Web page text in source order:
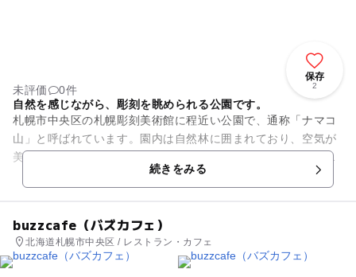
保存
2
未評価
0件
自然を感じながら、彫刻を眺められる公園です。
札幌市中央区の札幌彫刻美術館に程近い公園で、通称「ナマコ
山」と呼ばれています。園内は自然林に囲まれており、空気が
美味しく気持ちの良い環境です。道中には所々にベンチもあり
休めるので、親子でのお散歩...続きをみる
buzzcafe（バズカフェ）
北海道札幌市中央区 / レストラン・カフェ